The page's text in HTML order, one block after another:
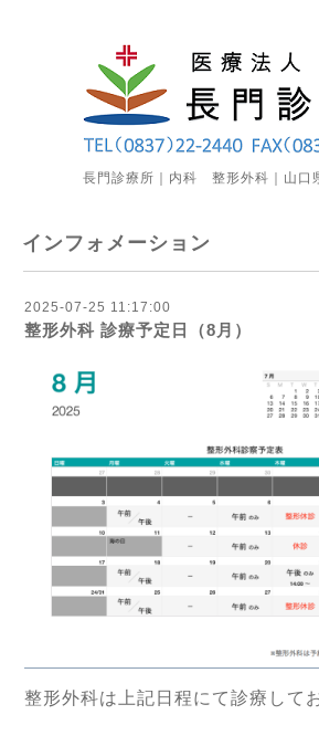
長門診療所｜内科 整形外科｜山口
インフォメーション
2025-07-25 11:17:00
整形外科 診療予定日（8月）
整形外科は上記日程にて診療して